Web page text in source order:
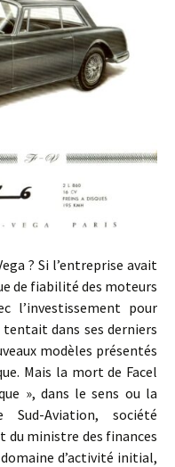
? Si l’entreprise avait
de fiabilité des moteurs
l’investissement pour
tentait dans ses derniers
modèles présentés
Mais la mort de Facel
», dans le sens ou la
Aviation, société
du ministre des finances
d’activité initial,